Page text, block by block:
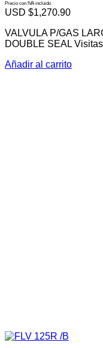
Precio con IVA incluido
USD $1,270.90
VALVULA P/GAS
DOUBLE SEAL
Añadir al carrito